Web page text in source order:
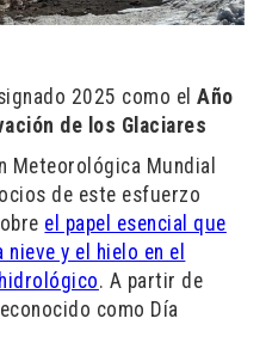
2025 como elAño
de los Glaciares
Meteorológica Mundial
de este esfuerzo
el papel esencial que
y el hielo en el
. A partir de
como Día